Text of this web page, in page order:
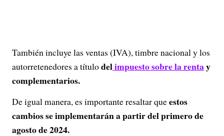
También incluye las ventas (IVA), timbre nacional y los
autorretenedores a títulodelimpuesto sobre la rentay
complementarios.
De igual manera, es importante resaltar queestos
cambios se implementarán a partir del primero de
agosto de 2024.